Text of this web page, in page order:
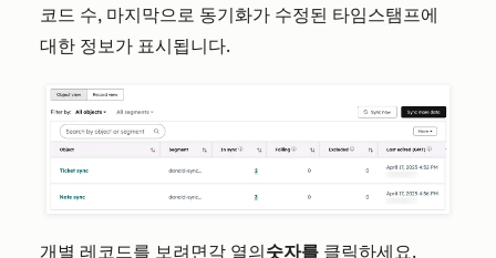
코드 수, 마지막으로 동기화가 수정된 타임스탬프에
대한 정보가 표시됩니다.
개별 레코드를 보려면각 열의 숫자를 클릭하세요.